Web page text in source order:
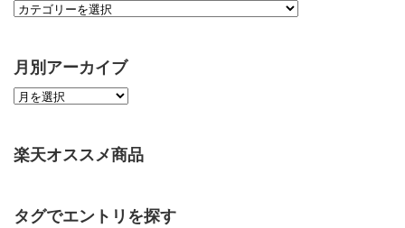
月別アーカイブ
楽天オススメ商品
タグでエントリを探す